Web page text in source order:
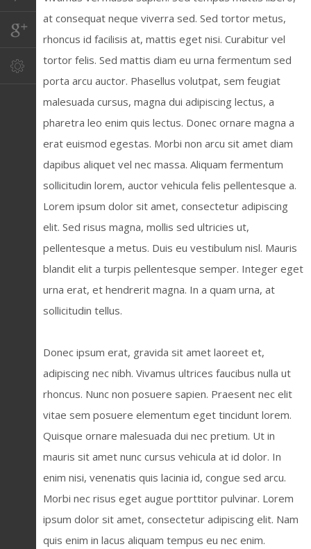
at consequat neque viverra sed. Sed tortor metus,
rhoncus id facilisis at, mattis eget nisi. Curabitur vel
tortor felis. Sed mattis diam eu urna fermentum sed
porta arcu auctor. Phasellus volutpat, sem feugiat
malesuada cursus, magna dui adipiscing lectus, a
pharetra leo enim quis lectus. Donec ornare magna a
erat euismod egestas. Morbi non arcu sit amet diam
dapibus aliquet vel nec massa. Aliquam fermentum
sollicitudin lorem, auctor vehicula felis pellentesque a.
Lorem ipsum dolor sit amet, consectetur adipiscing
elit. Sed risus magna, mollis sed ultricies ut,
pellentesque a metus. Duis eu vestibulum nisl. Mauris
blandit elit a turpis pellentesque semper. Integer eget
urna erat, et hendrerit magna. In a quam urna, at
sollicitudin tellus.
Donec ipsum erat, gravida sit amet laoreet et,
adipiscing nec nibh. Vivamus ultrices faucibus nulla ut
rhoncus. Nunc non posuere sapien. Praesent nec elit
vitae sem posuere elementum eget tincidunt lorem.
Quisque ornare malesuada dui nec pretium. Ut in
mauris sit amet nunc cursus vehicula at id dolor. In
enim nisi, venenatis quis lacinia id, congue sed arcu.
Morbi nec risus eget augue porttitor pulvinar. Lorem
ipsum dolor sit amet, consectetur adipiscing elit. Nam
quis enim in lacus aliquam tempus eu nec enim.